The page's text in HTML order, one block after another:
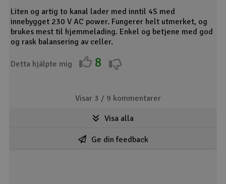
Liten og artig to kanal lader med inntil 4S med
innebygget 230 V AC power. Fungerer helt utmerket, og
brukes mest til hjemmelading. Enkel og betjene med god
og rask balansering av celler.
Detta hjälpte mig 8
Visar 3 / 9 kommentarer
Visa alla
Ge din feedback